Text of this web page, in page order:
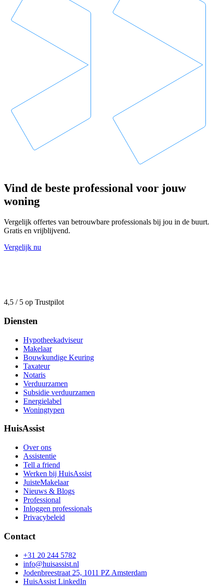
Vind de beste professional voor jouw
woning
Vergelijk offertes van betrouwbare professionals bij jou in de buurt.
Gratis en vrijblijvend.
Vergelijk nu
4,5 / 5 op Trustpilot
Diensten
Hypotheekadviseur
Makelaar
Bouwkundige Keuring
Taxateur
Notaris
Verduurzamen
Subsidie verduurzamen
Energielabel
Woningtypen
HuisAssist
Over ons
Assistentie
Tell a friend
Werken bij HuisAssist
JuisteMakelaar
Nieuws & Blogs
Professional
Inloggen professionals
Privacybeleid
Contact
+31 20 244 5782
info@huisassist.nl
Jodenbreestraat 25, 1011 PZ Amsterdam
HuisAssist LinkedIn